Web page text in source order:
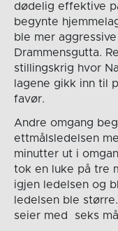
dødelig effektive
begynte
ble mer
Drammensgutta.
stillingskrig hvor
lagene gikk inn til
favør.
Andre omgang
ettmålsledelsen
minutter ut i
tok en luke på tre
igjen ledelsen og
ledelsen ble
seier med seks